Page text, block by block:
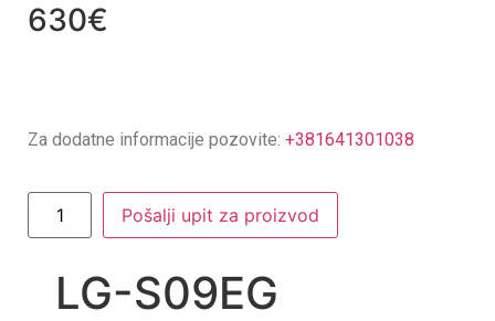
630€
Za dodatne informacije pozovite: +381641301038
Pošalji upit za proizvod
LG-S09EG